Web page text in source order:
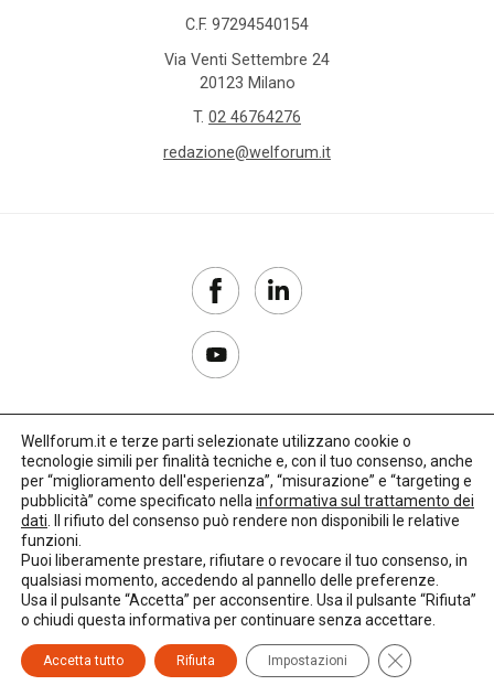
C.F. 97294540154
Via Venti Settembre 24
20123 Milano
T. 02 46764276
redazione@welforum.it
Copyright 2017–2026
Privacy Policy
Credits: LO Studio
Wellforum.it e terze parti selezionate utilizzano cookie o
tecnologie simili per finalità tecniche e, con il tuo consenso, anche
per “miglioramento dell'esperienza”, “misurazione” e “targeting e
pubblicità” come specificato nella informativa sul trattamento dei
dati . Il rifiuto del consenso può rendere non disponibili le relative
funzioni.
Puoi liberamente prestare, rifiutare o revocare il tuo consenso, in
qualsiasi momento, accedendo al pannello delle preferenze.
Usa il pulsante “Accetta” per acconsentire. Usa il pulsante “Rifiuta”
o chiudi questa informativa per continuare senza accettare.
Accetta tutto Rifiuta Impostazioni Close GDPR